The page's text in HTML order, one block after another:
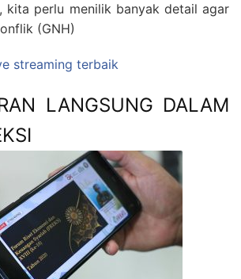
kita perlu menilik banyak detail agar
(GNH)
streaming terbaik
LANGSUNG DALAM